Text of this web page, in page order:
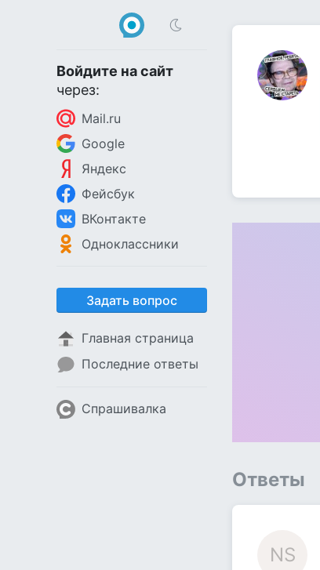
Войдите на сайт
через:
Mail.ru
Google
Яндекс
Фейсбук
ВКонтакте
Одноклассники
Задать вопрос
Главная страница
Последние ответы
Спрашивалка
Ответы
NS